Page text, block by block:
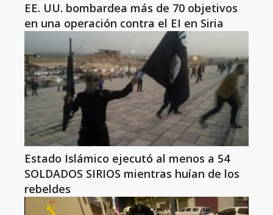
EE. UU. bombardea más de 70 objetivos
en una operación contra el EI en Siria
Estado Islámico ejecutó al menos a 54
SOLDADOS SIRIOS mientras huían de los
rebeldes